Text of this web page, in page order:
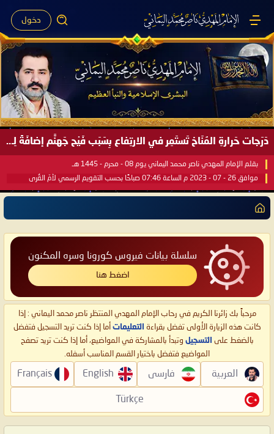
دخول
دَرَجات حَرارةِ المُنَاخ تَستَمِر في الارتِفاع بِسَبَب فَيْح جَهنَّم إضافَةً لِحرارةِ الشَّمس في مُحكَم القُرآن العَظيم ..
بقلم الإمام المهدي ناصر محمد اليماني يوم 08 - محرم - 1445 هـ
موافق 26 - 07 - 2023 م الساعة 07:46 صباحًا بحسب التقويم الرسمي لأمّ القُرى
سلسلة بيانات فيروس كورونا وسره المكنون
اضغط هنا
مرحباً بك زائرنا الكريم في رحاب الإمام المهدي المنتظر ناصر محمد اليماني : إذا
كانت هذه الزيارة الأولى تفضل بقراءة التعليمات أما إذا كنت تريد التسجيل فتفضل
بالضغط على التسجيل وتبدأ بالمشاركة في المواضيع، أما إذا كنت تريد تصفح
المواضيع فتفضل باختيار القسم المناسب أسفله.
العربية فارسی English
Français
Türkçe